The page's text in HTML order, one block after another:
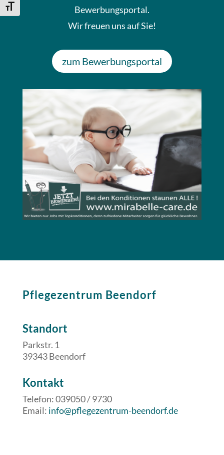
Schrift vergrößern
Bewerbungsportal.
Wir freuen uns auf Sie!
zum Bewerbungsportal
Pflegezentrum Beendorf
Standort
Parkstr. 1
39343 Beendorf
​​Kontakt
Telefon: 039050 / 9730
Email: info@pflegezentrum-beendorf.de